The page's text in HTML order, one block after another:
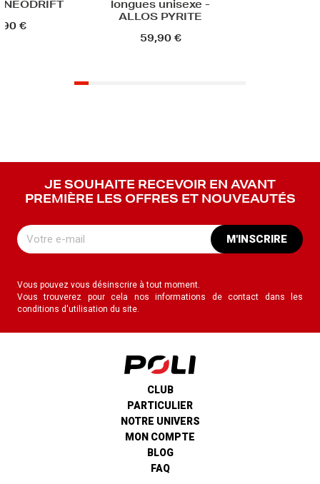
longues unisexe -
JE SOUHAITE RECEVOIR EN AVANT
PREMIÈRE LES OFFRES ET NOUVEAUTÉS
M'INSCRIRE
Vous pouvez vous désinscrire à tout moment.
Vous trouverez pour cela nos informations de contact dans les
conditions d'utilisation du site.
CLUB
PARTICULIER
NOTRE UNIVERS
MON COMPTE
BLOG
FAQ